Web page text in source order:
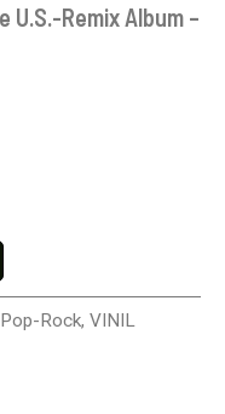
U.S.-Remix Album –
Rock, VINIL